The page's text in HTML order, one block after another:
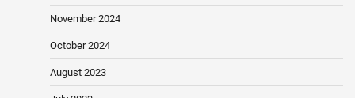
November 2024
October 2024
August 2023